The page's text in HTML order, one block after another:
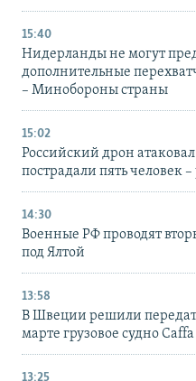
15:40
Нидерланды не могут
дополнительные
– Минобороны страны
15:02
Российский дрон
пострадали пять человек
14:30
Военные РФ проводят
под Ялтой
13:58
В Швеции решили
марте грузовое судно
13:25